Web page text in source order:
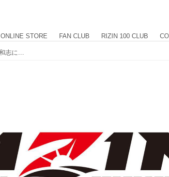
ONLINE STORE FAN CLUB RIZIN 100 CLUB